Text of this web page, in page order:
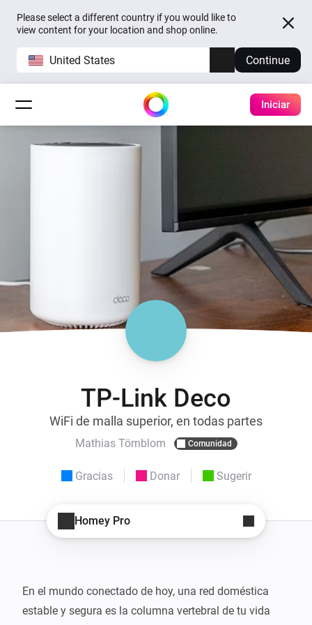
Please select a different country if you would like to
view content for your location and shop online.
United States Continue
Iniciar
TP-Link Deco
WiFi de malla superior, en todas partes
Mathias Törnblom Comunidad
Gracias Donar Sugerir
Homey Pro
En el mundo conectado de hoy, una red doméstica
estable y segura es la columna vertebral de tu vida